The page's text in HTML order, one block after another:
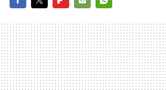
MAIL